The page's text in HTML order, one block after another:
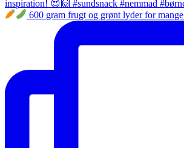
600 gram frugt og grønt lyder for mange